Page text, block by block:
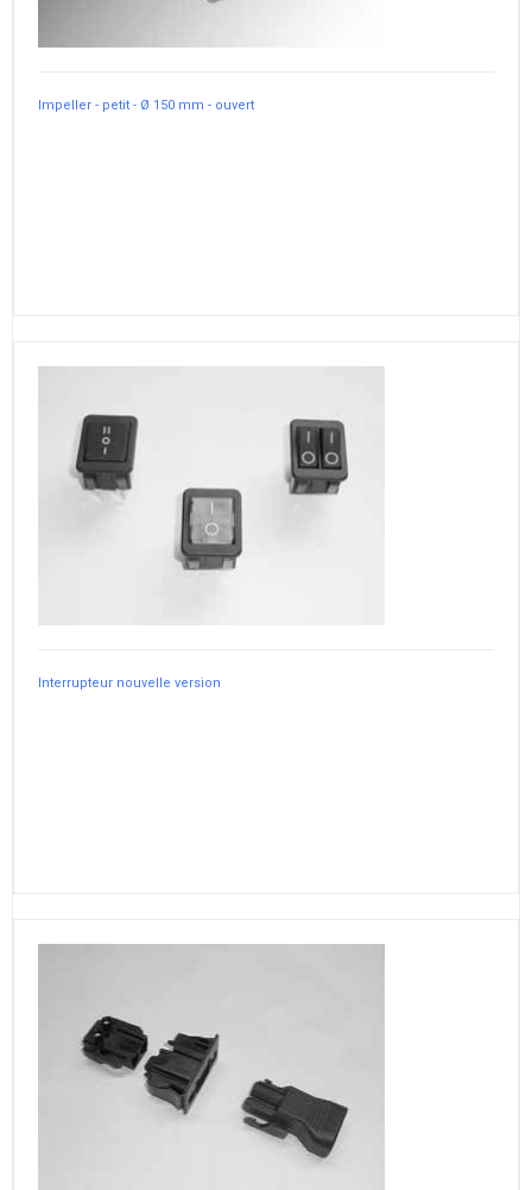
Impeller - petit - Ø 150 mm - ouvert
Interrupteur nouvelle version